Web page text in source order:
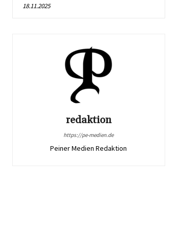
18.11.2025
redaktion
https://pe-medien.de
Peiner Medien Redaktion